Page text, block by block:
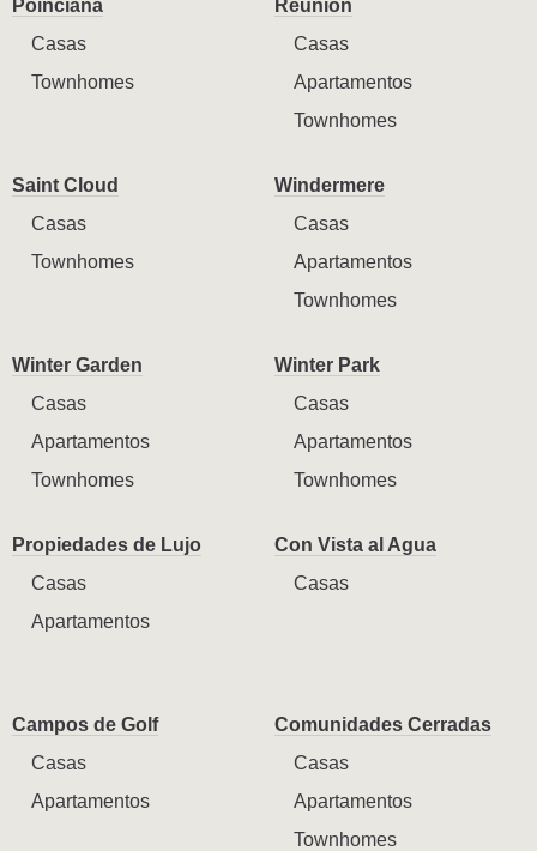
Poinciana
Casas
Townhomes
Reunion
Casas
Apartamentos
Townhomes
Saint Cloud
Casas
Townhomes
Windermere
Casas
Apartamentos
Townhomes
Winter Garden
Casas
Apartamentos
Townhomes
Winter Park
Casas
Apartamentos
Townhomes
Propiedades de Lujo
Casas
Apartamentos
Con Vista al Agua
Casas
Campos de Golf
Casas
Apartamentos
Comunidades Cerradas
Casas
Apartamentos
Townhomes